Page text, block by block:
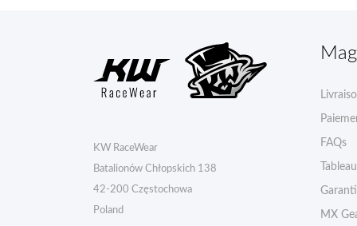
KW RaceWear
Batalionów Chłopskich 138
42-200 Częstochowa
Poland
FAQs
MX